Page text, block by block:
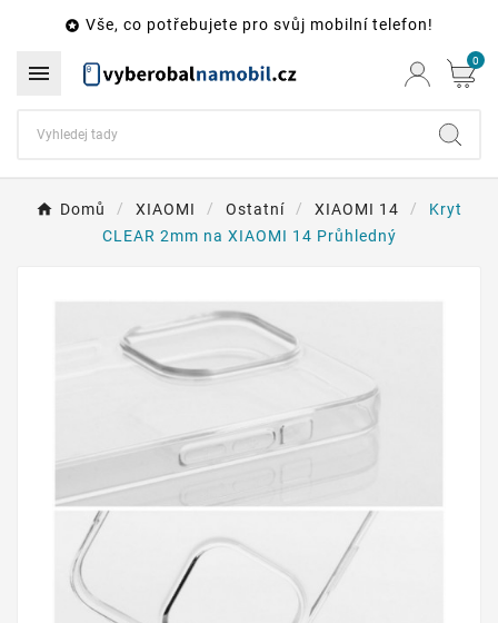
 Vše, co potřebujete pro svůj mobilní telefon!
 0
Domů XIAOMI Ostatní XIAOMI 14
Kryt
CLEAR 2mm na XIAOMI 14 Průhledný